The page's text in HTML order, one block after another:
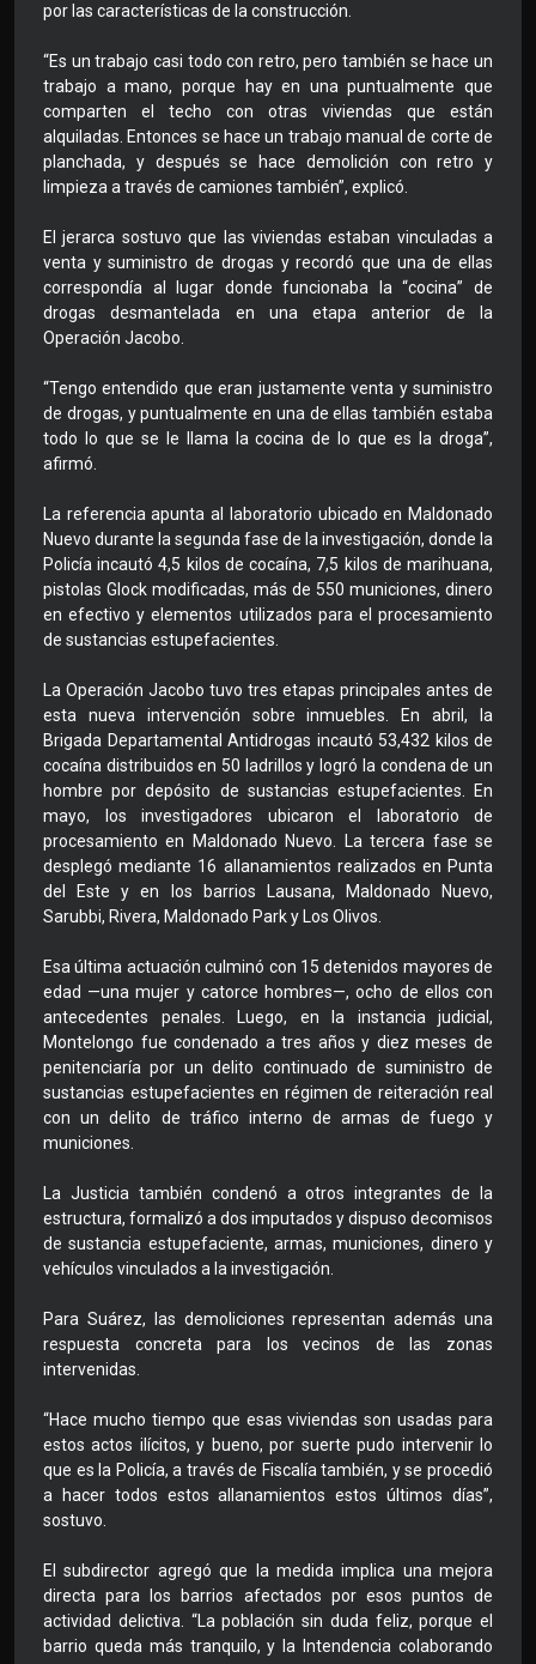
por las características de la construcción.
“Es un trabajo casi todo con retro, pero también se hace un
trabajo a mano, porque hay en una puntualmente que
comparten el techo con otras viviendas que están
alquiladas. Entonces se hace un trabajo manual de corte de
planchada, y después se hace demolición con retro y
limpieza a través de camiones también”, explicó.
El jerarca sostuvo que las viviendas estaban vinculadas a
venta y suministro de drogas y recordó que una de ellas
correspondía al lugar donde funcionaba la “cocina” de
drogas desmantelada en una etapa anterior de la
Operación Jacobo.
“Tengo entendido que eran justamente venta y suministro
de drogas, y puntualmente en una de ellas también estaba
todo lo que se le llama la cocina de lo que es la droga”,
afirmó.
La referencia apunta al laboratorio ubicado en Maldonado
Nuevo durante la segunda fase de la investigación, donde la
Policía incautó 4,5 kilos de cocaína, 7,5 kilos de marihuana,
pistolas Glock modificadas, más de 550 municiones, dinero
en efectivo y elementos utilizados para el procesamiento
de sustancias estupefacientes.
La Operación Jacobo tuvo tres etapas principales antes de
esta nueva intervención sobre inmuebles. En abril, la
Brigada Departamental Antidrogas incautó 53,432 kilos de
cocaína distribuidos en 50 ladrillos y logró la condena de un
hombre por depósito de sustancias estupefacientes. En
mayo, los investigadores ubicaron el laboratorio de
procesamiento en Maldonado Nuevo. La tercera fase se
desplegó mediante 16 allanamientos realizados en Punta
del Este y en los barrios Lausana, Maldonado Nuevo,
Sarubbi, Rivera, Maldonado Park y Los Olivos.
Esa última actuación culminó con 15 detenidos mayores de
edad —una mujer y catorce hombres—, ocho de ellos con
antecedentes penales. Luego, en la instancia judicial,
Montelongo fue condenado a tres años y diez meses de
penitenciaría por un delito continuado de suministro de
sustancias estupefacientes en régimen de reiteración real
con un delito de tráfico interno de armas de fuego y
municiones.
La Justicia también condenó a otros integrantes de la
estructura, formalizó a dos imputados y dispuso decomisos
de sustancia estupefaciente, armas, municiones, dinero y
vehículos vinculados a la investigación.
Para Suárez, las demoliciones representan además una
respuesta concreta para los vecinos de las zonas
intervenidas.
“Hace mucho tiempo que esas viviendas son usadas para
estos actos ilícitos, y bueno, por suerte pudo intervenir lo
que es la Policía, a través de Fiscalía también, y se procedió
a hacer todos estos allanamientos estos últimos días”,
sostuvo.
El subdirector agregó que la medida implica una mejora
directa para los barrios afectados por esos puntos de
actividad delictiva. “La población sin duda feliz, porque el
barrio queda más tranquilo, y la Intendencia colaborando